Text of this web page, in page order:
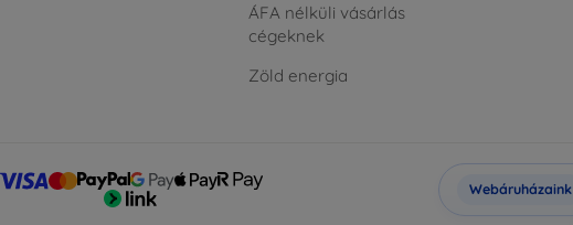
ÁFA nélküli vásárlás
cégeknek
Zöld energia
Webáruházaink